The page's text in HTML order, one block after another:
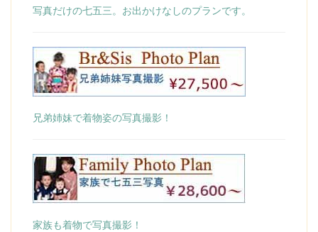
写真だけの七五三。お出かけなしのプランです。
兄弟姉妹で着物姿の写真撮影！
家族も着物で写真撮影！